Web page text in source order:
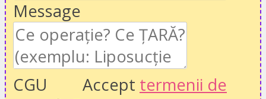
Message
CGU
Accept termenii de